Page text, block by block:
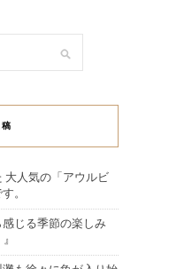
大人気の「アウルビ
。
じる季節の楽しみ